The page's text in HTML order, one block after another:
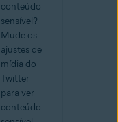
conteúdo
sensível?
Mude os
ajustes de
mídia do
Twitter
para ver
conteúdo